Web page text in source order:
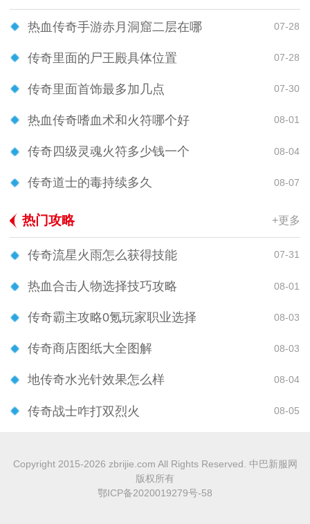
热血传奇手游赤月洞窟二层在哪 07-28
传奇里面的尸王殿具体位置 07-28
传奇里面首饰最多加几点 07-30
热血传奇嗜血术和火符哪个好 08-01
传奇四级灵魂火符多少钱一个 08-04
传奇道士的毒持续多久 08-07
热门攻略 +更多
传奇流星火雨怎么获得技能 07-31
热血合击人物选择技巧攻略 08-01
传奇霸主攻略0氪玩家职业选择 08-03
传奇商店图纸大全图解 08-03
地传奇水光针效果怎么样 08-04
传奇战士咋打双烈火 08-05
Copyright 2015-2026 zbrijie.com All Rights Reserved. 中巴新服网
版权所有
鄂ICP备2020019279号-58